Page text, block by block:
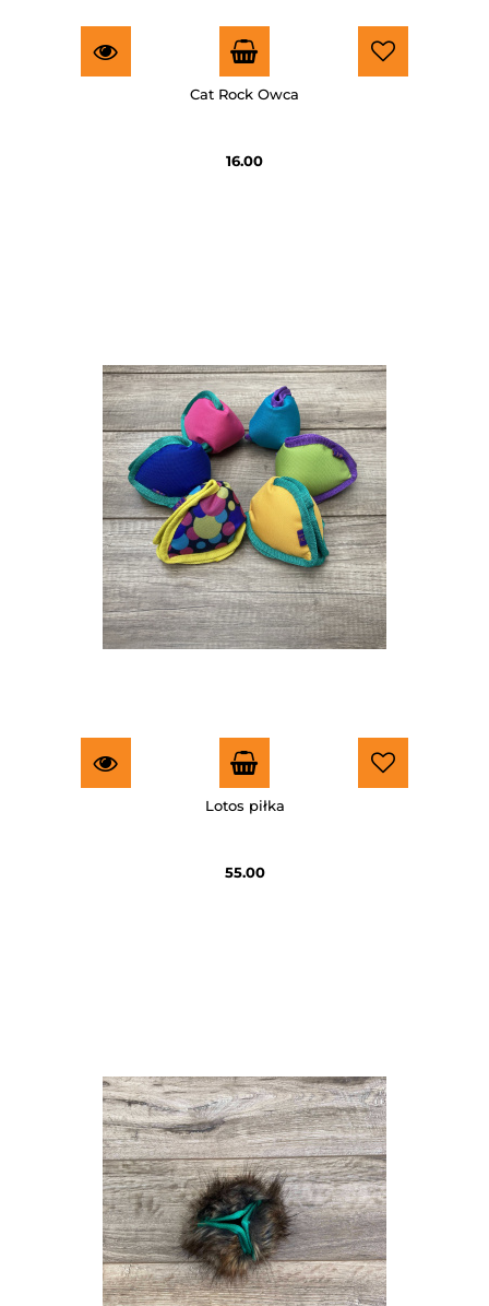
Cat Rock Owca
16.00
Lotos piłka
55.00